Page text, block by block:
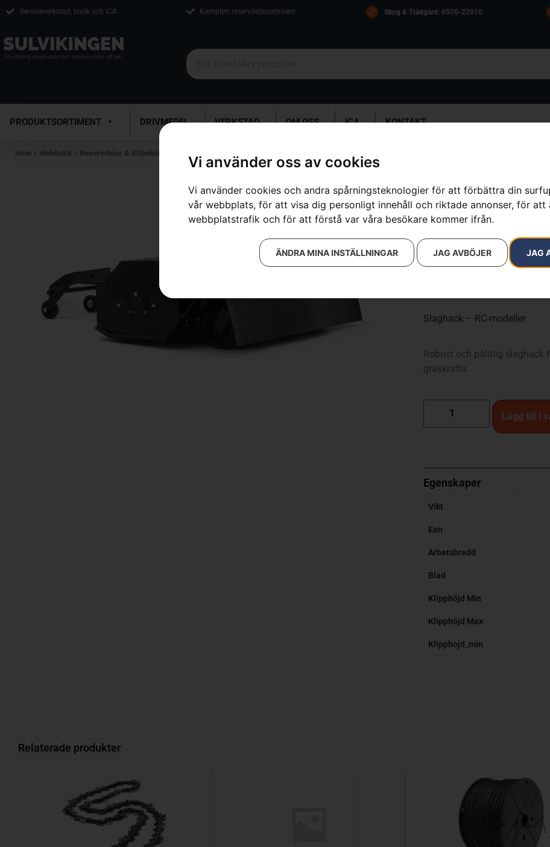
Vi använder oss av cookies
Vi använder cookies och andra spårningsteknologier för att förbättra din
vår webbplats, för att visa dig personligt innehåll och riktade annonser, för att
webbplatstrafik och för att förstå var våra besökare kommer ifrån.
JAG
JAG AVBÖJER
ÄNDRA MINA INSTÄLLNINGAR
Serviceverkstad, butik och ICA Komplett reservdelssortiment Skog & Trädgård: 0570-22010
PRODUKTSORTIMENT DRIVMEDEL VERKSTAD OM OSS ICA KONTAKT
Hem » Webbutik » Reservdelar & tillbehör
Slaghack –
Artikelnummer:596289801
Kategorier:för åkgräsklippare,
tillbehör,Reservdelar & tillbehör
Varumärken
Husqvarna
Slaghack – RC-modeller
Robust och pålitlig slaghack
gräskratta.
Lägg till i
Egenskaper
Vikt
Ean
Arbetsbredd
Blad
Klipphöjd Min
Klipphöjd Max
Klipphojd_min
Relaterade produkter